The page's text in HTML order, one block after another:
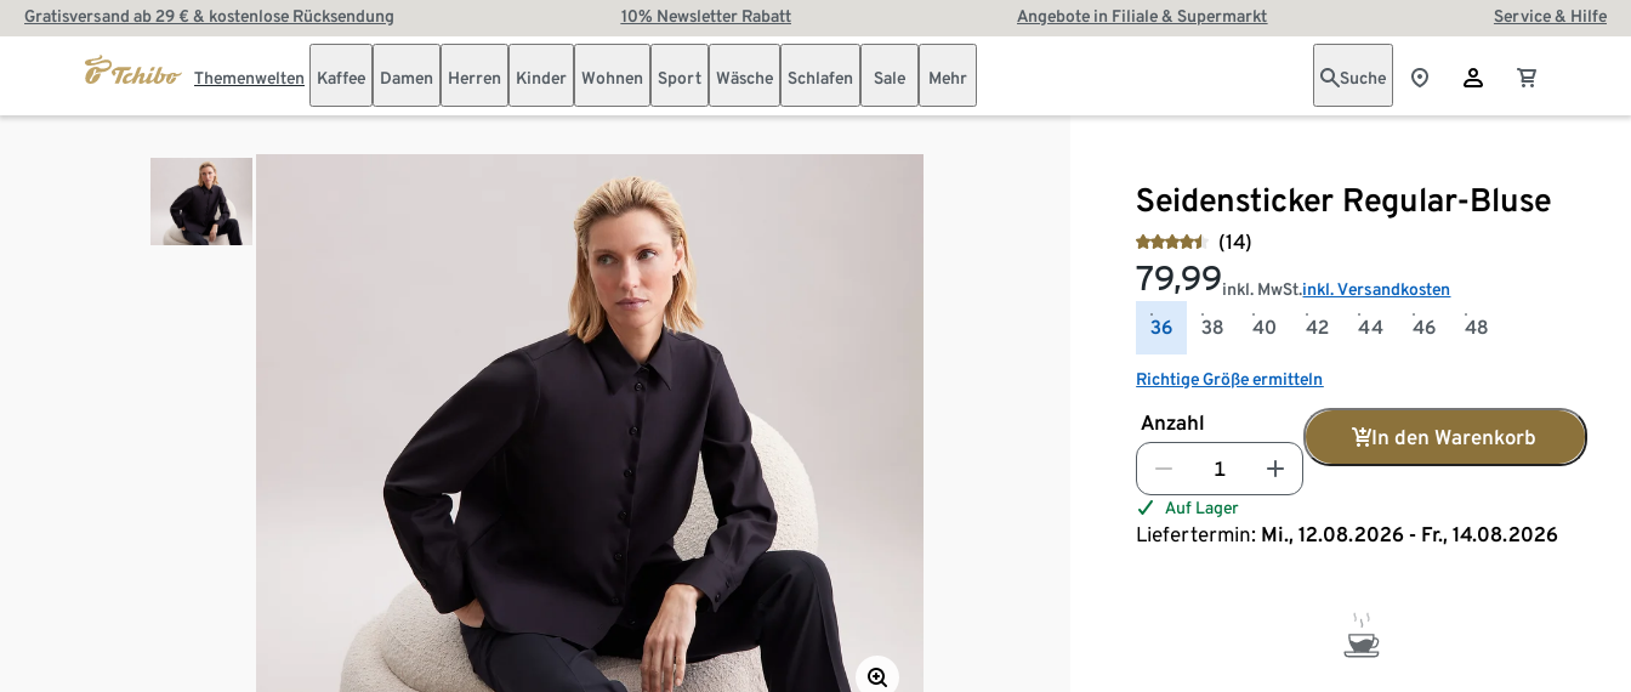
Gratisversand ab 29 € & kostenlose Rücksendung 10% Newsletter Rabatt Angebote in Filiale & Supermarkt Service & Hilfe
Themenwelten Kaffee Damen Herren Kinder Wohnen Sport Wäsche Schlafen Sale Mehr Suche
Seidensticker Regular-Bluse
(14)
79,99inkl. MwSt.inkl. Versandkosten
36 38 40 42 44 46 48
Richtige Größe ermitteln
Anzahl
In den Warenkorb
Auf Lager
Liefertermin: Mi., 12.08.2026 - Fr., 14.08.2026